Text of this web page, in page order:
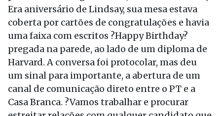
Era aniversário de Lindsay, sua mesa estava
coberta por cartões de congratulações e havia
uma faixa com escritos ?Happy Birthday?
pregada na parede, ao lado de um diploma de
Harvard. A conversa foi protocolar, mas deu
um sinal para importante, a abertura de um
canal de comunicação direto entre o PT e a
Casa Branca. ?Vamos trabalhar e procurar